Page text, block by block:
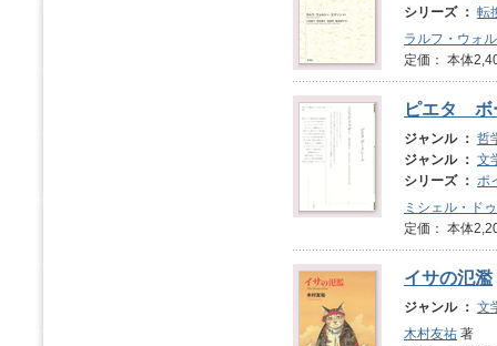
シリーズ ： 転
ラルフ・ウォ
定価： 本体
ピエタ ボ
ジャンル ： 哲
ジャンル ： 文
シリーズ ： ポ
ミシェル・ド
定価： 本体
イサの氾濫
ジャンル ： 文
木村友祐 著